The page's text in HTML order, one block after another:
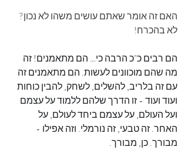
האם זה אומר שאתם עושים משהו לא נכון?
לא בהכרח!
הם רבים כ"כ הרבה כי… הם מתאמנים! זה
מה שהם מוכוונים לעשות. הם מתאמנים זה
עם זה בלריב, להשלים, לשחק, להבין כוחות
ועוד ועוד - זו הדרך שלהם ללמוד על עצמם
ועל העולם, על עצמם ביחד לעולם, על
האחר. זה טבעי, זה נורמלי. וזה אפילו -
מבורך. כן, מבורך.